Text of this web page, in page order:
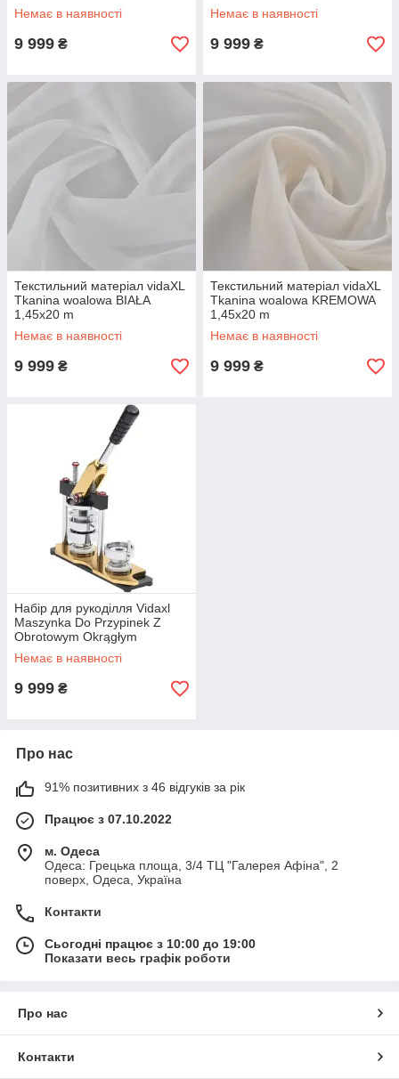
Немає в наявності
9 999 ₴
Немає в наявності
9 999 ₴
Текстильний матеріал vidaXL
Tkanina woalowa BIAŁA
1,45x20 m
Немає в наявності
9 999 ₴
Текстильний матеріал vidaXL
Tkanina woalowa KREMOWA
1,45x20 m
Немає в наявності
9 999 ₴
Набір для рукоділля Vidaxl
Maszynka Do Przypinek Z
Obrotowym Okrągłym
Wykrawakiem 44Mm
Немає в наявності
9 999 ₴
Про нас
91% позитивних з 46 відгуків за рік
Працює з 07.10.2022
м. Одеса
Одеса: Грецька площа, 3/4 ТЦ "Галерея Афіна", 2
поверх, Одеса, Україна
Контакти
Сьогодні працює з 10:00 до 19:00
Показати весь графік роботи
Про нас
Контакти